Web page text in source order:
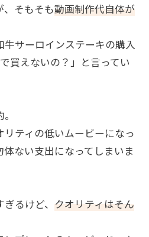
、そもそも動画制作代自体が
牛サーロインステーキの購入
買えないの？」と言ってい
ティの低いムービーになっ
ない支出になってしまいま
るけど、 クオリティはそん